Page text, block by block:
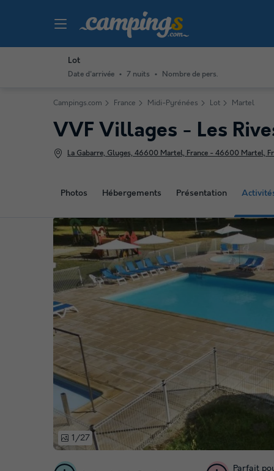
Lot
Date d'arrivée 7 nuits Nombre de pers.
Campings.com France Midi-Pyrénées Lot Martel
Photos Hébergements Présentation
VVF Villages - Les
La Gabarre, Gluges, 46600 Martel, France - 46600 Martel,
1/27
Parfait